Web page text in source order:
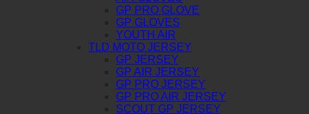
GP PRO GLOVE
GP GLOVES
YOUTH AIR
TLD MOTO JERSEY
GP JERSEY
GP AIR JERSEY
GP PRO JERSEY
GP PRO AIR JERSEY
SCOUT GP JERSEY